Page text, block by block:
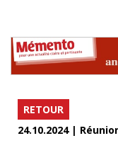
RETOUR
24.10.2024 |